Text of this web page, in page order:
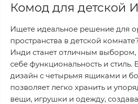
Комод для детской
Ищете идеальное решение для
пространства в детской
Инди станет отличным
себе функциональность и
дизайн с четырьмя ящиками и
позволяет легко хранить и
вещи, игрушки и одежду,